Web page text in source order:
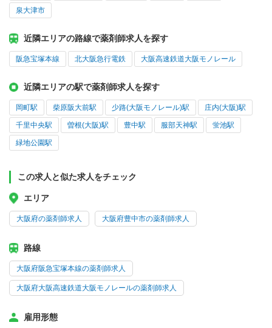
泉大津市
近隣エリアの路線で薬剤師求人を探す
阪急宝塚本線 北大阪急行電鉄 大阪高速鉄道大阪モノレール
近隣エリアの駅で薬剤師求人を探す
岡町駅 柴原阪大前駅 少路(大阪モノレール)駅 庄内(大阪)駅
千里中央駅 曽根(大阪)駅 豊中駅 服部天神駅 蛍池駅
緑地公園駅
この求人と似た求人をチェック
エリア
大阪府の薬剤師求人 大阪府豊中市の薬剤師求人
路線
大阪府阪急宝塚本線の薬剤師求人
大阪府大阪高速鉄道大阪モノレールの薬剤師求人
雇用形態